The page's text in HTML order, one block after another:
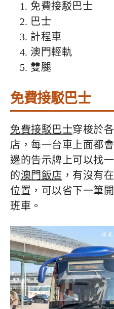
免費接駁巴士
巴士
計程車
澳門輕軌
雙腿
免費接駁巴士
免費接駁巴士穿梭於
店，每一台車上面都
邊的告示牌上可以找
的澳門飯店 ，有沒有
位置，可以省下一筆
班車。